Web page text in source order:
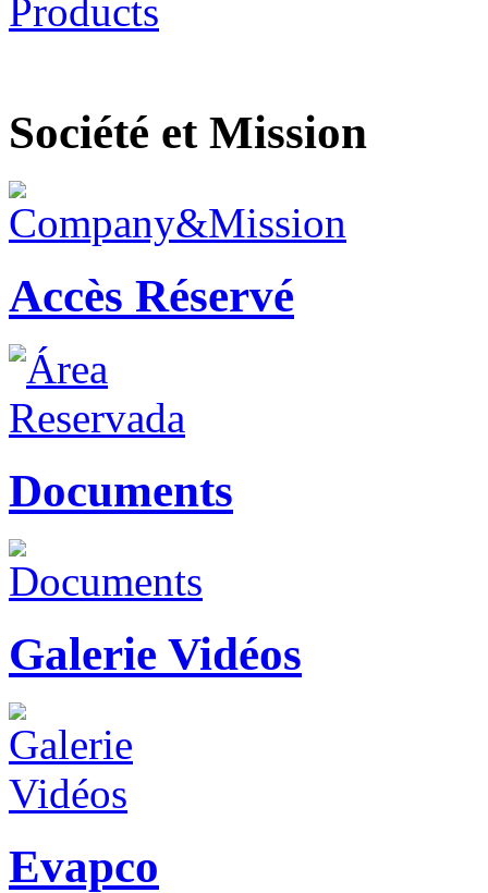
Société et Mission
Accès Réservé
Documents
Galerie Vidéos
Evapco